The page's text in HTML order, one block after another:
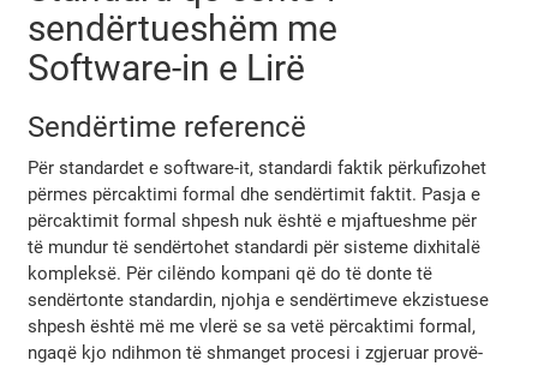
sendërtueshëm me
Software-in e Lirë
Sendërtime referencë
Për standardet e software-it, standardi faktik përkufizohet
përmes përcaktimi formal dhe sendërtimit faktit. Pasja e
përcaktimit formal shpesh nuk është e mjaftueshme për
të mundur të sendërtohet standardi për sisteme dixhitalë
kompleksë. Për cilëndo kompani që do të donte të
sendërtonte standardin, njohja e sendërtimeve ekzistuese
shpesh është më me vlerë se sa vetë përcaktimi formal,
ngaqë kjo ndihmon të shmanget procesi i zgjeruar provë-